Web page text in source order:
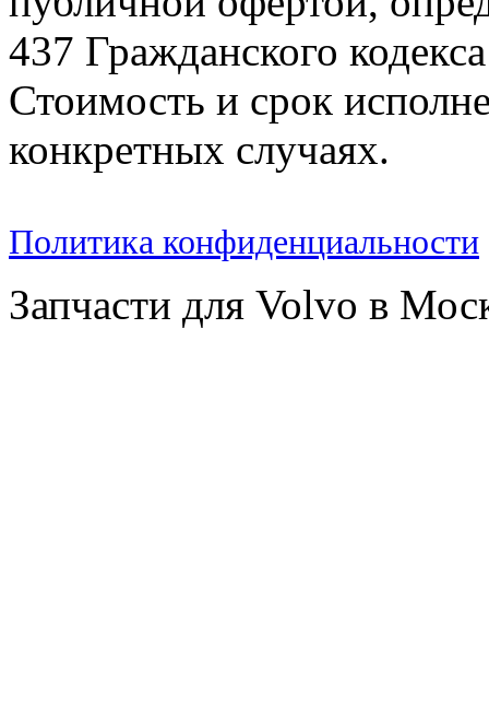
437 Гражданского
Стоимость и срок
конкретных случаях.
Политика конфиденциальности
Запчасти для Volvo в